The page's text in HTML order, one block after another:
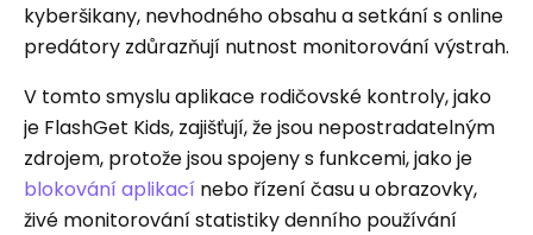
kyberšikany, nevhodného obsahu a setkání s online
predátory zdůrazňují nutnost monitorování výstrah.
V tomto smyslu aplikace rodičovské kontroly, jako
je FlashGet Kids, zajišťují, že jsou nepostradatelným
zdrojem, protože jsou spojeny s funkcemi, jako je
blokování aplikací nebo řízení času u obrazovky,
živé monitorování statistiky denního používání